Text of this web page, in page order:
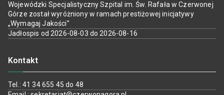
Wojewódzki Specjalistyczny Szpital im. Św. Rafała w Czerwonej
Górze został wyróżniony w ramach prestiżowej inicjatywy
„Wymagaj Jakości”
Jadłospis od 2026-08-03 do 2026-08-16
Kontakt
Tel.: 41 34 655 45 do 48